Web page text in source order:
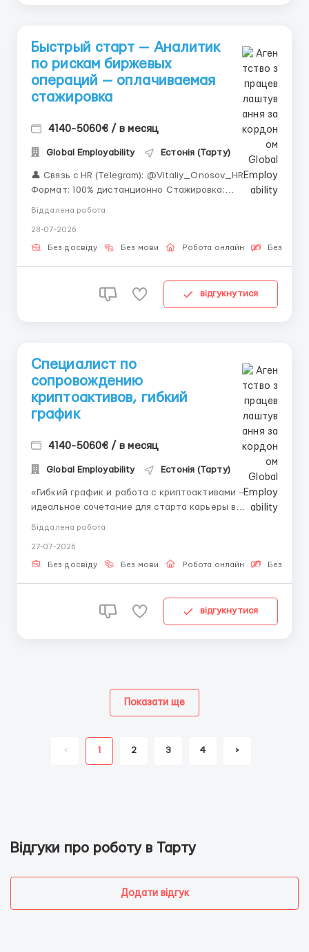
Быстрый старт — Аналитик
по рискам биржевых
операций — оплачиваемая
стажировка
4140-5060€ / в месяц
Global Employability Естонія (Тарту)
👤 Связь с HR (Telegram): @Vitaliy_Onosov_HR
Формат: 100% дистанционно Стажировка:
Оплачивается с 1-го дня «Не бойтесь отсутствия
внимательность, дисциплина и готовность учиться
новому у экспертов.» Анализ рисков биржевых ...
Віддалена робота
28-07-2026
Без досвіду Без мови Робота онлайн
відгукнутися
Специалист по
сопровождению
криптоактивов, гибкий
график
4140-5060€ / в месяц
Global Employability Естонія (Тарту)
«Гибкий график и работа с криптоактивами —
идеальное сочетание для старта карьеры в
финансовой IT-компании.» 👤 Связь с HR (Telegram):
занятость График: Гибкое сменное планирование
Сопровождение криптоактивов позволяет поддерж...
Віддалена робота
27-07-2026
Без досвіду Без мови Робота онлайн
відгукнутися
< 1 2 3 4 >
Показати ще
Відгуки про роботу в Тарту
Додати відгук